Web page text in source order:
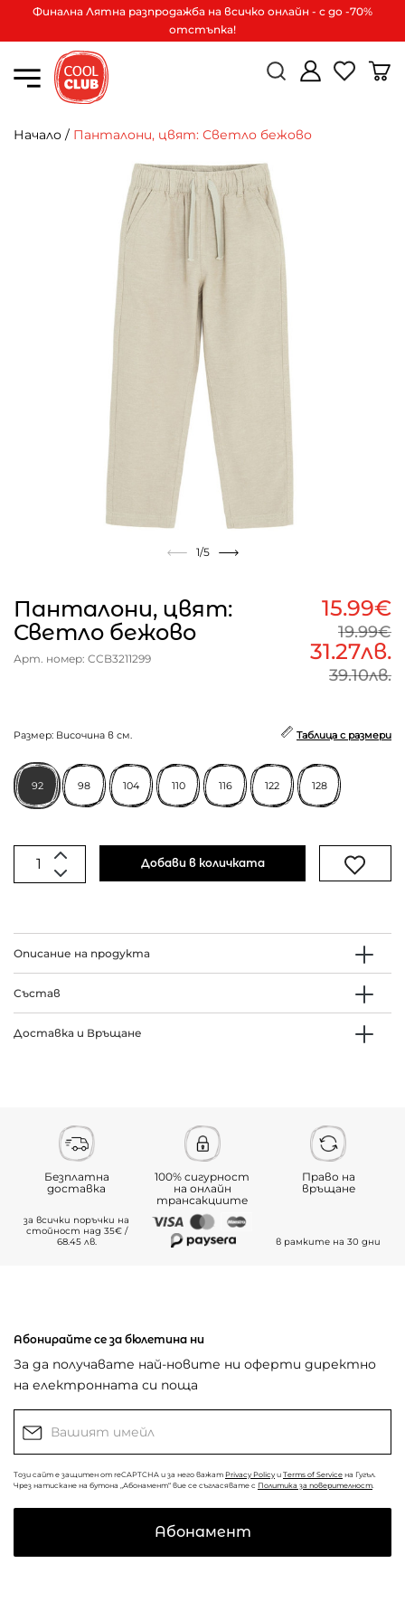
Финална Лятна разпродажба на всичко онлайн - с до -70%
отстъпка!
Начало / Панталони, цвят: Светло бежово
1/5
Панталони, цвят:
Светло бежово
Арт. номер: CCB3211299
15.99€
19.99€
31.27лв.
39.10лв.
Размер: Височина в см. Таблица с размери
92 98 104 110 116 122 128
Добави в количката
Описание на продукта
Състав
Доставка и Връщане
Безплатна
доставка
за всички поръчки на
стойност над 35€ /
68.45 лв.
100% сигурност
на онлайн
трансакциите
Право на
връщане
в рамките на 30 дни
Абонирайте се за бюлетина ни
За да получавате най-новите ни оферти директно
на електронната си поща
Този сайт е защитен от reCAPTCHA и за него важат Privacy Policy и Terms of Service на Гугъл.
Чрез натискане на бутона „Абонамент“ вие се съгласявате с Политика за поверителност.
Абонамент